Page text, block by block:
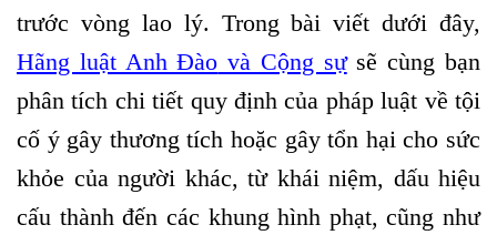
trước vòng lao lý. Trong bài viết dưới đây,
Hãng luật Anh Đào và Cộng sựsẽ cùng bạn
phân tích chi tiết quy định của pháp luật về tội
cố ý gây thương tích hoặc gây tổn hại cho sức
khỏe của người khác, từ khái niệm, dấu hiệu
cấu thành đến các khung hình phạt, cũng như